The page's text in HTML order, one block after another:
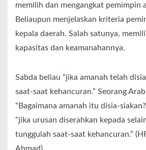
memilih dan mengangkat pemimpin
Beliaupun menjelaskan kriteria
kepala daerah. Salah satunya,
kapasitas dan keamanahannya.
Sabda beliau “jika amanah telah
saat-saat kehancuran.” Seorang
“Bagaimana amanah itu disia-
“jika urusan diserahkan kepada
tunggulah saat-saat kehancuran.”
Ahmad).